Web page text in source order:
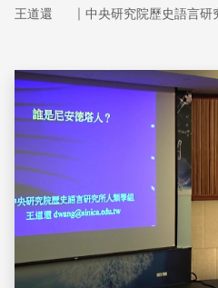
王道還 ｜ 中央研究院歷史語言研